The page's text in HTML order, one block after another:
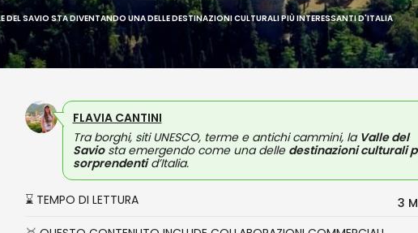
DEL SAVIO STA DIVENTANDO UNA DELLE DESTINAZIONI CULTURALI PIÙ INTERESSANTI D'ITALIA
FLAVIA CANTINI
Tra borghi, siti UNESCO, terme e antichi cammini, la Valle del
Saviosta emergendo come una delle destinazioni culturali
sorprendentid’Italia.
⌛ TEMPO DI LETTURA
3